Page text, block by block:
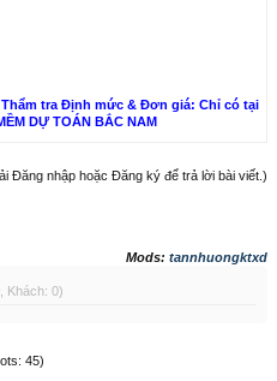
tra Định mức & Đơn giá: Chỉ có tại
DỰ TOÁN BẮC NAM
Đăng nhập hoặc Đăng ký để trả lời bài viết.)
Mods: tannhuongktxd
Khách: 0)
45)